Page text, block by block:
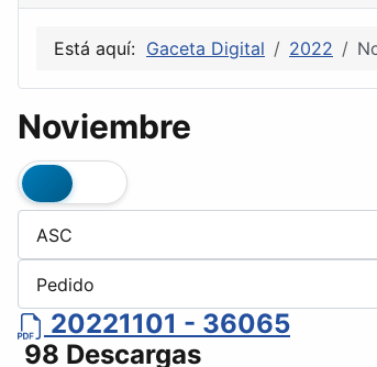
Está aquí: Gaceta Digital 2022
Noviembre
20221101 - 36065
98 Descargas